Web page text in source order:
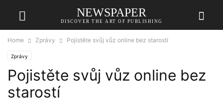
NEWSPAPER
DISCOVER THE ART OF PUBLISHING
Home Zprávy Pojistěte svůj vůz online bez starostí
Zprávy
Pojistěte svůj vůz online bez
starostí